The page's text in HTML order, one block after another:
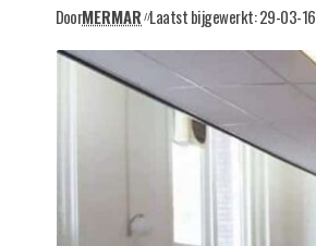
DoorMERMAR Laatst bijgewerkt: 29-03-16